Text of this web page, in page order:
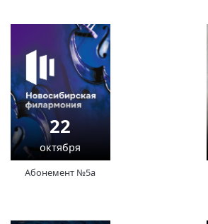
22
октября
Абонемент №5а